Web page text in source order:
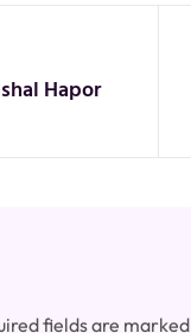
Hapor
fields are marked